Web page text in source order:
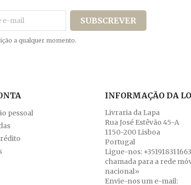
a qualquer momento.
pessoal
INFORMAÇÃO DA
Livraria da Lapa
Rua José Estêvão 45-A
1150-200 Lisboa
Portugal
Ligue-nos:
chamada para a rede
nacional»
Envie-nos um e-mail: